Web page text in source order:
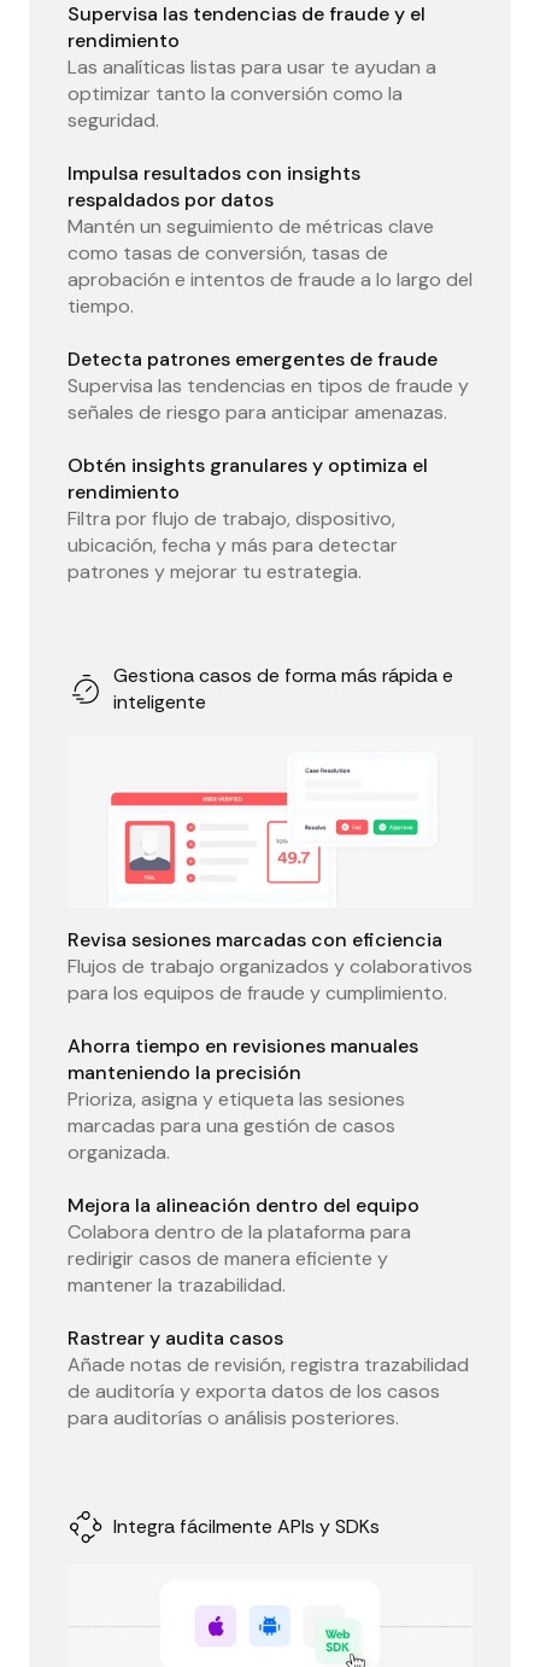
Supervisa las tendencias de fraude y el
rendimiento
Las analíticas listas para usar te ayudan a
optimizar tanto la conversión como la
seguridad.
Impulsa resultados con insights
respaldados por datos
Mantén un seguimiento de métricas clave
como tasas de conversión, tasas de
aprobación e intentos de fraude a lo largo del
tiempo.
Detecta patrones emergentes de fraude
Supervisa las tendencias en tipos de fraude y
señales de riesgo para anticipar amenazas.
Obtén insights granulares y optimiza el
rendimiento
Filtra por flujo de trabajo, dispositivo,
ubicación, fecha y más para detectar
patrones y mejorar tu estrategia.
Gestiona casos de forma más rápida e
inteligente
Revisa sesiones marcadas con eficiencia
Flujos de trabajo organizados y colaborativos
para los equipos de fraude y cumplimiento.
Ahorra tiempo en revisiones manuales
manteniendo la precisión
Prioriza, asigna y etiqueta las sesiones
marcadas para una gestión de casos
organizada.
Mejora la alineación dentro del equipo
Colabora dentro de la plataforma para
redirigir casos de manera eficiente y
mantener la trazabilidad.
Rastrear y audita casos
Añade notas de revisión, registra trazabilidad
de auditoría y exporta datos de los casos
para auditorías o análisis posteriores.
Integra fácilmente APIs y SDKs